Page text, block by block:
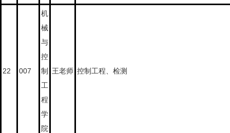
考研信息网【官方站】
22 007
机
械
与
控
制
工
程
学
院
王老师 控制工程、检测